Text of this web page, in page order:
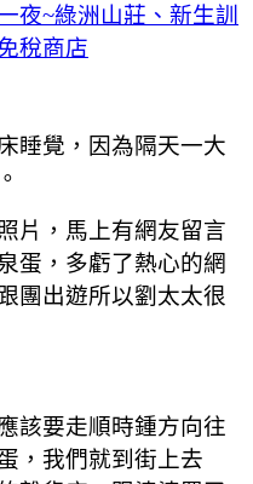
夜~綠洲山莊、新生訓
稅商店
睡覺，因為隔天一大
片，馬上有網友留言
蛋，多虧了熱心的網
團出遊所以劉太太很
該要走順時鍾方向往
，我們就到街上去